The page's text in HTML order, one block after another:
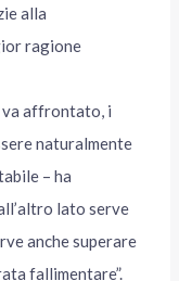
alla
ragione
va affrontato, i
naturalmente
– ha
lato serve
anche superare
fallimentare”.